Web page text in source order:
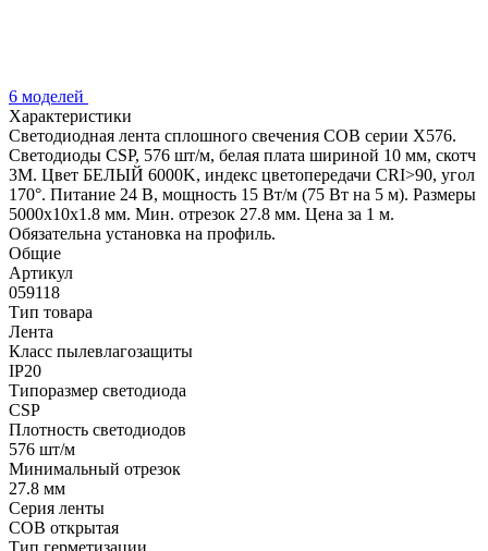
6 моделей
Характеристики
Светодиодная лента сплошного свечения COB серии X576.
Светодиоды CSP, 576 шт/м, белая плата шириной 10 мм, скотч
3M. Цвет БЕЛЫЙ 6000K, индекс цветопередачи CRI>90, угол
170°. Питание 24 В, мощность 15 Вт/м (75 Вт на 5 м). Размеры
5000x10x1.8 мм. Мин. отрезок 27.8 мм. Цена за 1 м.
Обязательна установка на профиль.
Общие
Артикул
059118
Тип товара
Лента
Класс пылевлагозащиты
IP20
Типоразмер светодиода
CSP
Плотность светодиодов
576 шт/м
Минимальный отрезок
27.8 мм
Серия ленты
COB открытая
Тип герметизации